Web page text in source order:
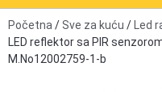
Početna / Sve za kuću / Led
LED reflektor sa PIR
M.No12002759-1-b